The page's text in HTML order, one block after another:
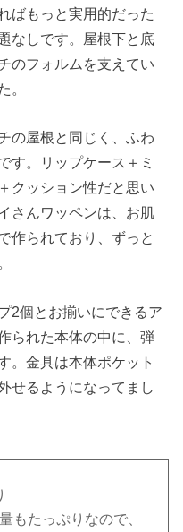
ばもっと実用的だった
なしです。屋根下と底
のフォルムを支えてい
。
の屋根と同じく、ふわ
す。リップケース＋ミ
クッション性だと思い
さんワッペンは、お肌
作られており、ずっと
2個とお揃いにできるア
られた本体の中に、弾
。金具は本体ポケット
せるようになってまし
もたっぷりなので、